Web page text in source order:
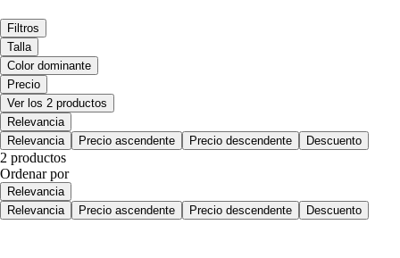
Filtros
Talla
Color dominante
Precio
Ver los 2 productos
Relevancia
Relevancia
Precio ascendente Precio descendente Descuento
2 productos
Ordenar por
Relevancia
Relevancia
Precio ascendente Precio descendente Descuento